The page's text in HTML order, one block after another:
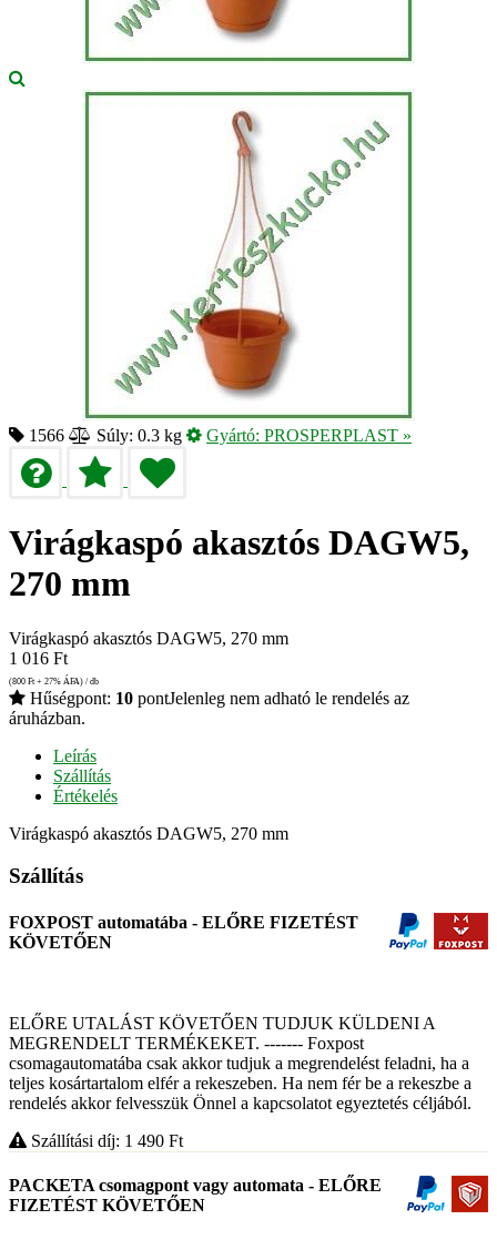
1566 Súly: 0.3 kg Gyártó: PROSPERPLAST »
Virágkaspó akasztós DAGW5,
270 mm
Virágkaspó akasztós DAGW5, 270 mm
1 016 Ft
(800 Ft + 27% ÁFA) / db
Hűségpont: 10 pontJelenleg nem adható le rendelés az
áruházban.
Leírás
Szállítás
Értékelés
Virágkaspó akasztós DAGW5, 270 mm
Szállítás
FOXPOST automatába - ELŐRE FIZETÉST
KÖVETŐEN
ELŐRE UTALÁST KÖVETŐEN TUDJUK KÜLDENI A
MEGRENDELT TERMÉKEKET. ------- Foxpost
csomagautomatába csak akkor tudjuk a megrendelést feladni, ha a
teljes kosártartalom elfér a rekeszeben. Ha nem fér be a rekeszbe a
rendelés akkor felvesszük Önnel a kapcsolatot egyeztetés céljából.
Szállítási díj: 1 490 Ft
PACKETA csomagpont vagy automata - ELŐRE
FIZETÉST KÖVETŐEN